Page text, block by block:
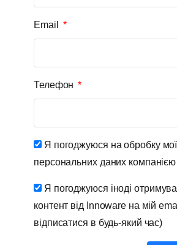
Email
Телефон
Я погоджуюся на обробку
персональних даних
Я погоджуюся іноді
контент від Innoware на мій
відписатися в будь-який час)